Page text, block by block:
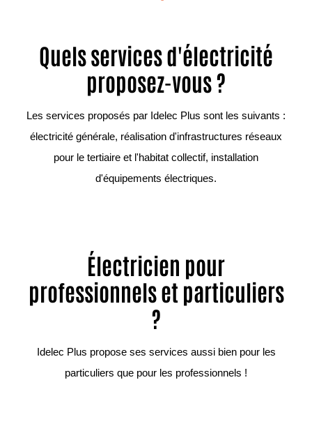
Quels services d'électricité
proposez-vous ?
Les services proposés par Idelec Plus sont les suivants :
électricité générale, réalisation d'infrastructures réseaux
pour le tertiaire et l'habitat collectif, installation
d'équipements électriques.
Électricien pour
professionnels et particuliers
?
Idelec Plus propose ses services aussi bien pour les
particuliers que pour les professionnels !